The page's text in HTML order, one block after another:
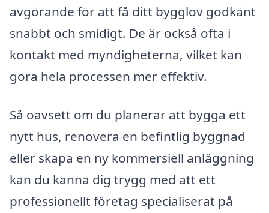
avgörande för att få ditt bygglov godkänt
snabbt och smidigt. De är också ofta i
kontakt med myndigheterna, vilket kan
göra hela processen mer effektiv.
Så oavsett om du planerar att bygga ett
nytt hus, renovera en befintlig byggnad
eller skapa en ny kommersiell anläggning
kan du känna dig trygg med att ett
professionellt företag specialiserat på